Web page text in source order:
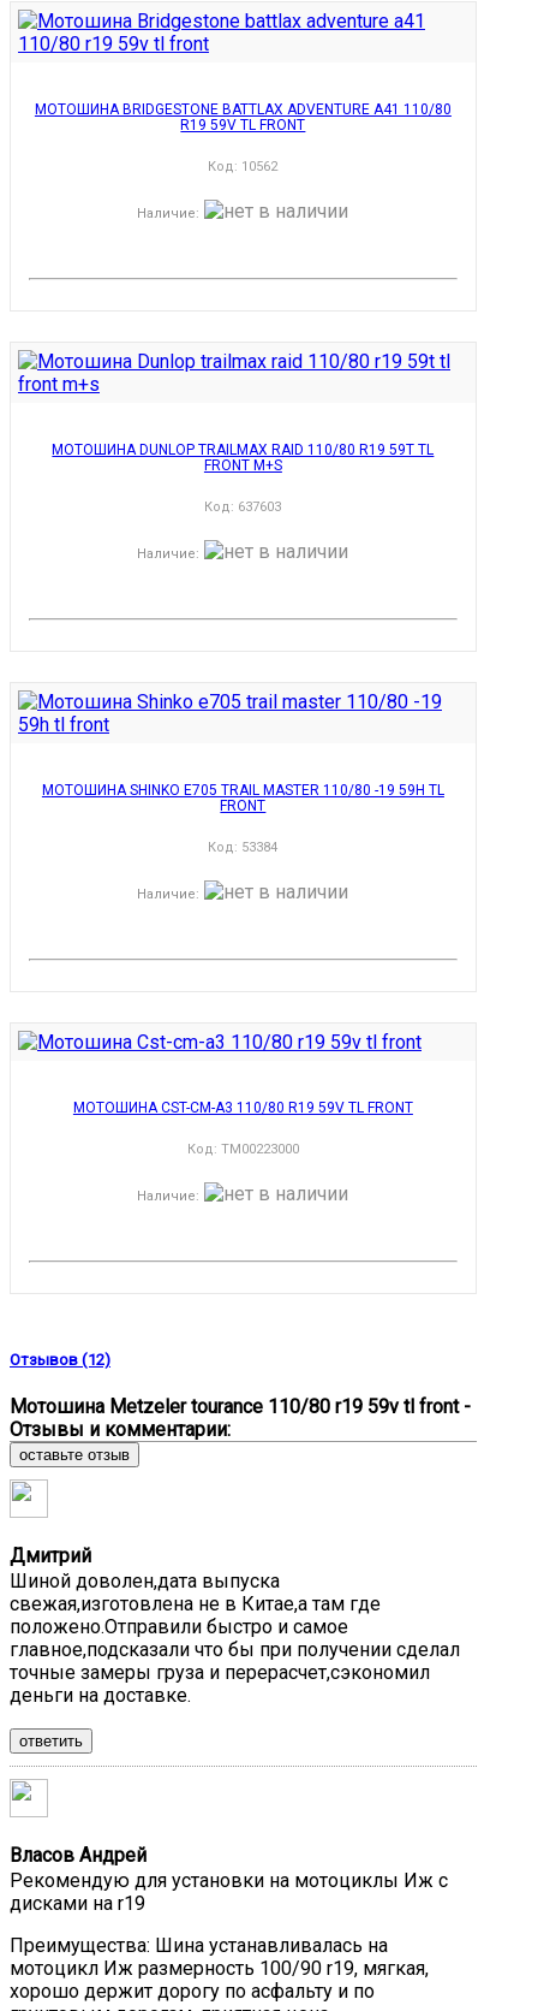
МОТОШИНА BRIDGESTONE BATTLAX ADVENTURE A41 110/80
R19 59V TL FRONT
Код: 10562
Наличие:
МОТОШИНА DUNLOP TRAILMAX RAID 110/80 R19 59T TL
FRONT M+S
Код: 637603
Наличие:
МОТОШИНА SHINKO E705 TRAIL MASTER 110/80 -19 59H TL
FRONT
Код: 53384
Наличие:
МОТОШИНА CST-CM-A3 110/80 R19 59V TL FRONT
Код: TM00223000
Наличие:
Отзывов (12)
Мотошина Metzeler tourance 110/80 r19 59v tl front -
Отзывы и комментарии:
оставьте отзыв
Дмитрий
Шиной доволен,дата выпуска
свежая,изготовлена не в Китае,а там где
положено.Отправили быстро и самое
главное,подсказали что бы при получении сделал
точные замеры груза и перерасчет,сэкономил
деньги на доставке.
ответить
Власов Андрей
Рекомендую для установки на мотоциклы Иж с
дисками на r19
Преимущества: Шина устанавливалась на
мотоцикл Иж размерность 100/90 r19, мягкая,
хорошо держит дорогу по асфальту и по